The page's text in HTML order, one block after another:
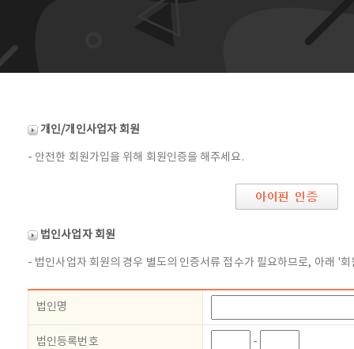
개인/개인사업자 회원
- 안전한 회원가입을 위해 회원인증을 해주세요.
법인사업자 회원
- 법인사업자 회원의 경우 별도의 인증서류 접수가 필요하므로, 아래 '
법인명
법인등록번호 -